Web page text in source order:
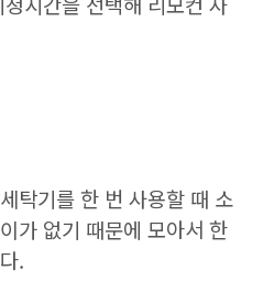
탁기를 한 번 사용할 때 소
가 없기 때문에 모아서 한
.